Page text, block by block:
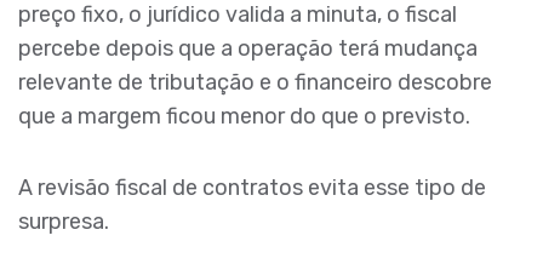
preço fixo, o jurídico valida a minuta, o fiscal
percebe depois que a operação terá mudança
relevante de tributação e o financeiro descobre
que a margem ficou menor do que o previsto.
A revisão fiscal de contratos evita esse tipo de
surpresa.